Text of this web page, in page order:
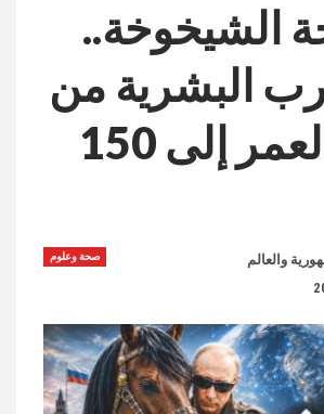
الشيخوخة..
البشرية من
إطالة العمر إلى 150
صحة وعلوم
والعالم